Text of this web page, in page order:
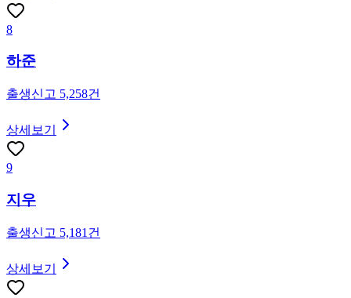
8
하준
출생신고 5,258건
상세보기
9
지우
출생신고 5,181 건
상세보기